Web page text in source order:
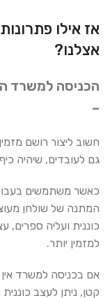
אז אילו
אצלנו?
הכניסה למשרד
–
חשוב ליצור רושם
גם לעובדים, שיהיה
כאשר משתמשים
המתנה של שולחן
כוננית ועליה ספרים,
למזמין יותר.
אם בכניסה למשרד אין
קטן, ניתן לעצב